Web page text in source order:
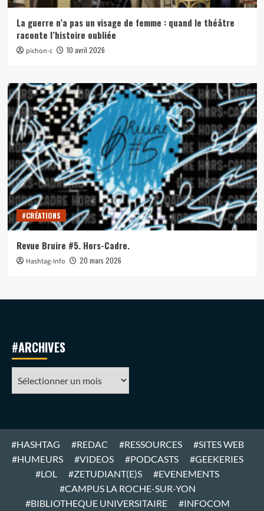
La guerre n’a pas un visage de femme : quand le théâtre
raconte l’histoire oubliée
pichon-c 10 avril 2026
#CRÉATIONS
Revue Bruire #5. Hors-Cadre.
Hashtag-Info 20 mars 2026
#ARCHIVES
#HASHTAG #REDAC #RESSOURCES
#SITES WEB
#HUMEURS
#VIDEOS #PODCASTS
#GEEKERIES
#LOL
#ZETUDIANT(E)S
#EVENEMENTS
#CAMPUS LA ROCHE-SUR-YON
#BIBLIOTHEQUE UNIVERSITAIRE
#INFOCOM